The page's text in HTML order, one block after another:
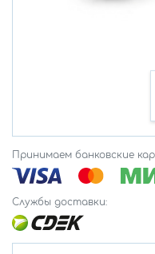
Принимаем банковские
Службы доставки: